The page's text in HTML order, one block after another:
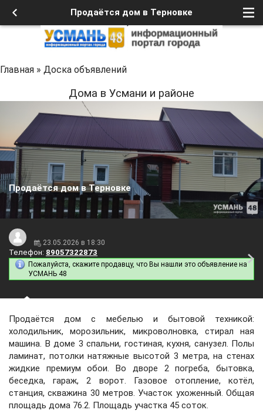
Продаётся дом в Терновке
Главная » Доска объявлений
Дома в Усмани и районе
Продаётся дом в Терновке
23.05.2026 в 18:30
Телефон: 89057322873
Пожалуйста, скажите продавцу, что Вы нашли это объявление на
УСМАНЬ 48
Продаётся дом с мебелью и бытовой техникой:
холодильник, морозильник, микроволновка, стирал ная
машина. В доме 3 спальни, гостиная, кухня, санузел. Полы
ламинат, потолки натяжные высотой 3 метра, на стенах
жидкие премиум обои. Во дворе 2 погреба, бытовка,
беседка, гараж, 2 ворот. Газовое отопление, котёл,
станция, скважина 30 метров. Участок ухоженный. Общая
площадь дома 76.2. Площадь участка 45 соток.